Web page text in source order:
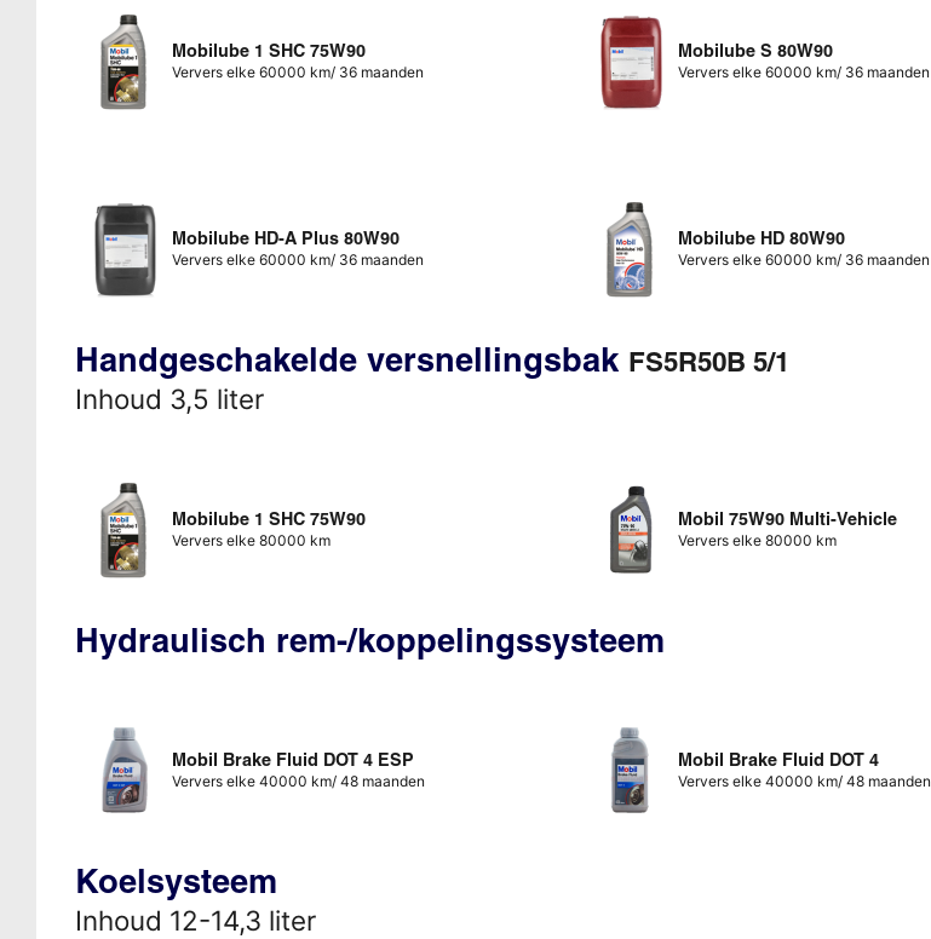
Mobilube 1 SHC 75W90
Ververs elke 60000 km/ 36 maanden
Mobilube S 80W90
Ververs elke 60000 km/ 36 maanden
Mobilube HD-A Plus 80W90
Ververs elke 60000 km/ 36 maanden
Mobilube HD 80W90
Ververs elke 60000 km/ 36 maanden
Handgeschakelde versnellingsbak FS5R50B 5/1
Inhoud 3,5 liter
Mobilube 1 SHC 75W90
Ververs elke 80000 km
Mobil 75W90 Multi-Vehicle
Ververs elke 80000 km
Hydraulisch rem-/koppelingssysteem
Mobil Brake Fluid DOT 4 ESP
Ververs elke 40000 km/ 48 maanden
Mobil Brake Fluid DOT 4
Ververs elke 40000 km/ 48 maanden
Koelsysteem
Inhoud 12-14,3 liter